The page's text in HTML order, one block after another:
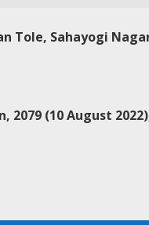
Tole, Sahayogi
2079 (10 August 2022)